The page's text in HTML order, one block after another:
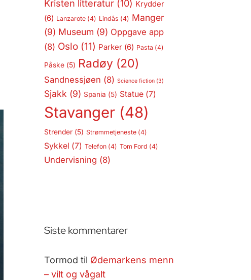
Kristen litteratur(10) Krydder
(6) Lanzarote(4) Lindås (4) Manger
(9) Museum (9) Oppgave app
(8) Oslo(11) Parker(6) Pasta (4)
Påske(5) Radøy(20)
Sandnessjøen (8) Science fiction(3)
Sjakk (9) Spania (5) Statue(7)
Stavanger(48)
Strender(5) Strømmetjeneste(4)
Sykkel (7) Telefon(4) Tom Ford (4)
Undervisning (8)
Siste kommentarer
Tormod til Ødemarkens menn
– vilt og vågalt